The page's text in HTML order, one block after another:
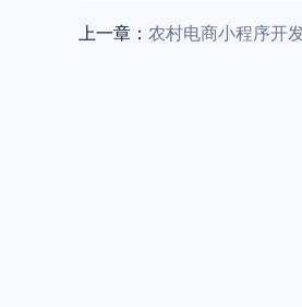
上一章： 农村电商小程序开发与